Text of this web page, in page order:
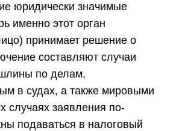
юридически значимые
именно этот орган
принимает решение о
составляют случаи
по делам,
в судах, а также мировыми
случаях заявления по-
подаваться в налоговый